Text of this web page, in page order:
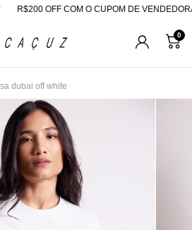
R$200 OFF COM O CUPOM DE VENDEDORA
0
dubai off white